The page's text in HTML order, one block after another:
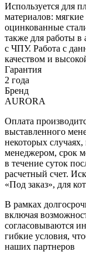
Используется для
материалов:
оцинкованные
также для работы в
с ЧПУ. Работа с
качеством и
Гарантия
2 года
Бренд
AURORA
Оплата
выставленного
некоторых
менеджером, срок
в течение суток
расчетный счет.
«Под заказ», для
В рамках
включая
согласовываются
гибкие условия,
наших партнеров